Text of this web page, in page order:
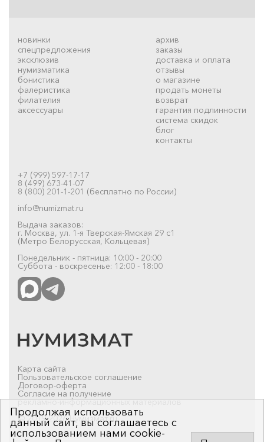
новинки
спецпредложения
эксклюзив
нумизматика
бонистика
фалеристика
филателия
аксессуары
архив
заказы
доставка и оплата
отзывы
о магазине
продать монеты
возврат
гарантия подлинности
система скидок
блог
контакты
+7 (999) 597-17-17
8 (499) 673-41-07
8 (800) 201-1-201 (бесплатно по России)
info@numizmat.ru
Выдача заказов:
г. Москва, ул. 1-я Тверская-Ямская 29 с1
(Метро Белорусская, Кольцевая)
Понедельник - пятница: 10:00 - 20:00
Суббота - воскресенье: 12:00 - 18:00
Карта сайта
Пользовательское соглашение
Договор-оферта
Согласие на получение
рекламно-информационных материалов
© 2019-2026 Нумизмат.ru
Продолжая использовать
данный сайт, вы соглашаетесь с
использованием нами cookie-